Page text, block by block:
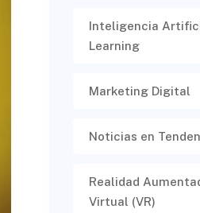
Inteligencia
Learning
Marketing Digital
Noticias en
Realidad
Virtual (VR)​